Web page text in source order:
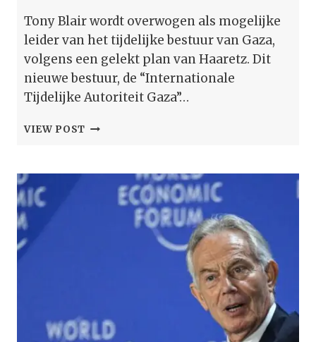
Tony Blair wordt overwogen als mogelijke
leider van het tijdelijke bestuur van Gaza,
volgens een gelekt plan van Haaretz. Dit
nieuwe bestuur, de “Internationale
Tijdelijke Autoriteit Gaza”…
VIEW POST TONY
BESTUREN